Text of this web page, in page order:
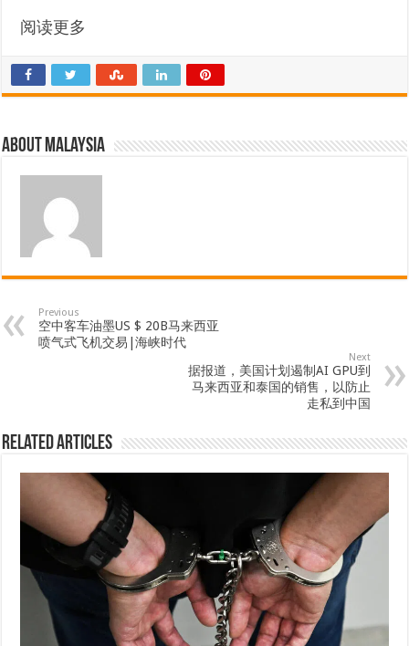
阅读更多
About Malaysia
Previous
空中客车油墨US $ 20B马来西亚
喷气式飞机交易|海峡时代
Next
据报道，美国计划遏制AI GPU到
马来西亚和泰国的销售，以防止
走私到中国
Related Articles